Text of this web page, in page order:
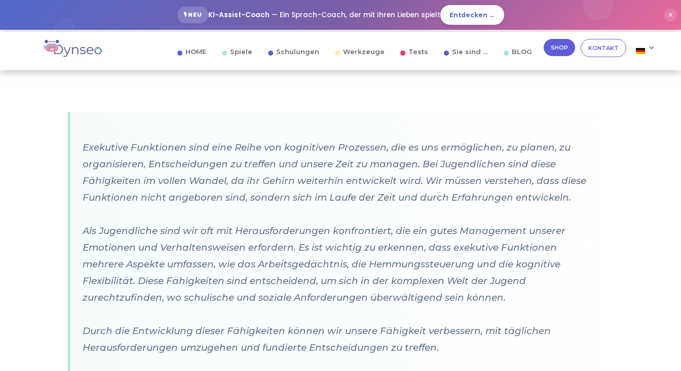
🎙️ NEU KI-Assist-Coach — Ein Sprach-Coach, der mit Ihren Lieben spielt Entdecken → ✕
HOME Spiele Schulungen Werkzeuge Tests Sie sind … BLOG SHOP KONTAKT
Exekutive Funktionen sind eine Reihe von kognitiven Prozessen, die es uns ermöglichen, zu planen, zu
organisieren, Entscheidungen zu treffen und unsere Zeit zu managen. Bei Jugendlichen sind diese
Fähigkeiten im vollen Wandel, da ihr Gehirn weiterhin entwickelt wird. Wir müssen verstehen, dass diese
Funktionen nicht angeboren sind, sondern sich im Laufe der Zeit und durch Erfahrungen entwickeln.
Als Jugendliche sind wir oft mit Herausforderungen konfrontiert, die ein gutes Management unserer
Emotionen und Verhaltensweisen erfordern. Es ist wichtig zu erkennen, dass exekutive Funktionen
mehrere Aspekte umfassen, wie das Arbeitsgedächtnis, die Hemmungssteuerung und die kognitive
Flexibilität. Diese Fähigkeiten sind entscheidend, um sich in der komplexen Welt der Jugend
zurechtzufinden, wo schulische und soziale Anforderungen überwältigend sein können.
Durch die Entwicklung dieser Fähigkeiten können wir unsere Fähigkeit verbessern, mit täglichen
Herausforderungen umzugehen und fundierte Entscheidungen zu treffen.